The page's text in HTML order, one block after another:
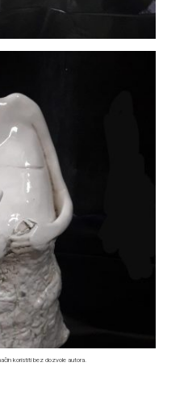
koristiti bez dozvole autora.